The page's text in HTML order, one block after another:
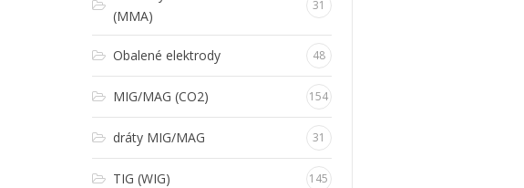
(MMA)
31
Obalené elektrody 48
MIG/MAG (CO2) 154
dráty MIG/MAG 31
TIG (WIG) 145